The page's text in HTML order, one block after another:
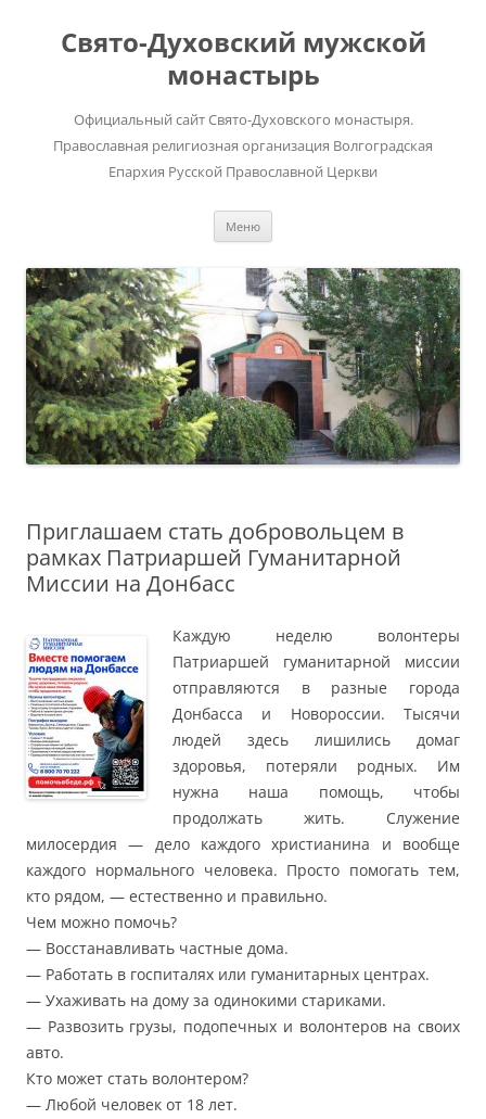
содержимому
Свято-Духовский мужской
монастырь
Официальный сайт Свято-Духовского монастыря.
Православная религиозная организация Волгоградская
Епархия Русской Православной Церкви
Меню
Приглашаем стать добровольцем в
рамках Патриаршей Гуманитарной
Миссии на Донбасс
Каждую неделю волонтеры
Патриаршей гуманитарной миссии
отправляются в разные города
Донбасса и Новороссии. Тысячи
людей здесь лишились домаг
здоровья, потеряли родных. Им
нужна наша помощь, чтобы
продолжать жить. Служение
милосердия — дело каждого христианина и вообще
каждого нормального человека. Просто помогать тем,
кто рядом, — естественно и правильно.
Чем можно помочь?
— Восстанавливать частные дома.
— Работать в госпиталях или гуманитарных центрах.
— Ухаживать на дому за одинокими стариками.
— Развозить грузы, подопечных и волонтеров на своих
авто.
Кто может стать волонтером?
— Любой человек от 18 лет.